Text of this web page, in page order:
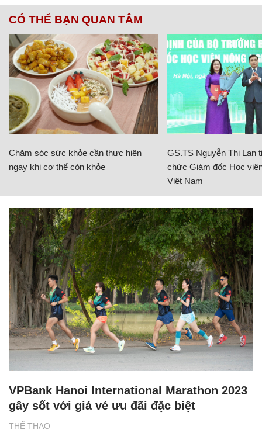
CÓ THỂ BẠN QUAN TÂM
Chăm sóc sức khỏe cần thực hiện
ngay khi cơ thể còn khỏe
GS.TS Nguyễn Thị Lan
chức Giám đốc Học
Việt Nam
THỂ THAO
VPBank Hanoi International Marathon 2023
gây sốt với giá vé ưu đãi đặc biệt